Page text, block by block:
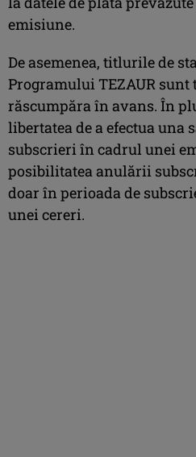
emisiune.
De asemenea, titlurile de
Programului TEZAUR sunt
răscumpăra în avans. În
libertatea de a efectua una
subscrieri în cadrul unei
posibilitatea anulării
doar în perioada de
unei cereri.